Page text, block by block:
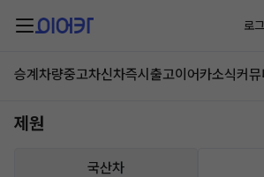
로
승계차량중고차신차즉시출고이어카소식커뮤
제원
국산차